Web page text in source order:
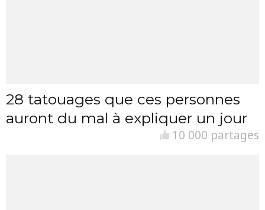
28 tatouages que ces personnes
auront du mal à expliquer un jour
10 000 partages